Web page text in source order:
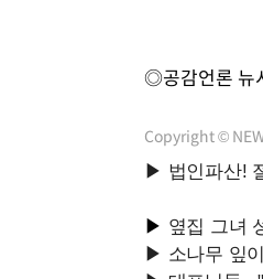
◎공감언론 뉴
Copyright ©